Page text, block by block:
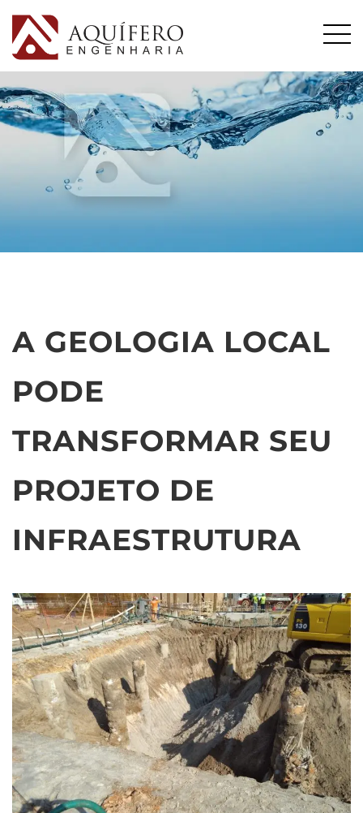
A GEOLOGIA LOCAL
PODE
TRANSFORMAR SEU
PROJETO DE
INFRAESTRUTURA